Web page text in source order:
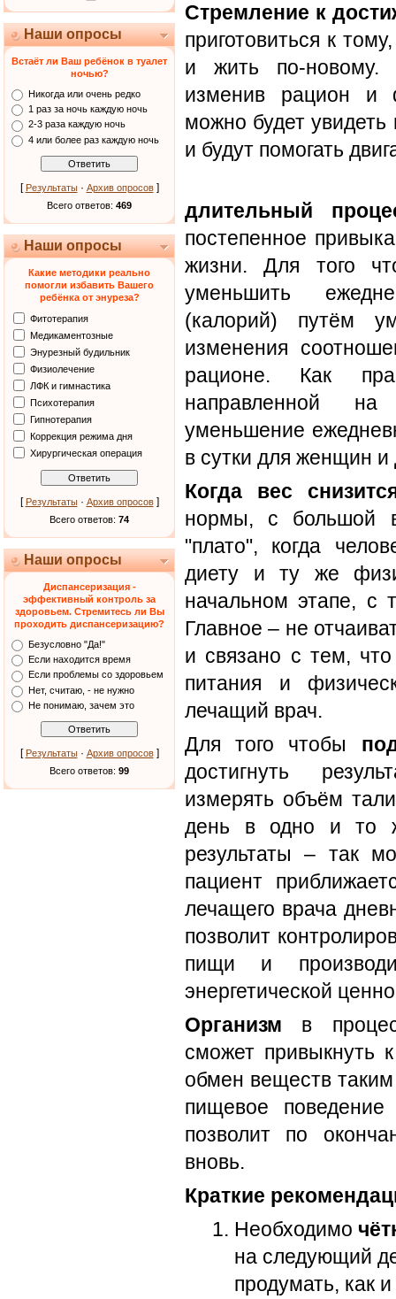
Наши опросы
Встаёт ли Ваш ребёнок в туалет
ночью?
Никогда или очень редко
1 раз за ночь каждую ночь
2-3 раза каждую ночь
4 или более раз каждую ночь
[ Результаты· Архив опросов]
Всего ответов: 469
Наши опросы
Какие методики реально
помогли избавить Вашего
ребёнка от энуреза?
Фитотерапия
Медикаментозные
Энурезный будильник
Физиолечение
ЛФК и гимнастика
Психотерапия
Гипнотерапия
Коррекция режима дня
Хирургическая операция
[ Результаты· Архив опросов]
Всего ответов: 74
Наши опросы
Диспансеризация -
эффективный контроль за
здоровьем. Стремитесь ли Вы
проходить диспансеризацию?
Безусловно "Да!"
Если находится время
Если проблемы со здоровьем
Нет, считаю, - не нужно
Не понимаю, зачем это
[ Результаты· Архив опросов]
Всего ответов: 99
Стремление к
приготовиться к
и жить по-новому.
изменив рацион и
можно будет
и будут помогать
длительный
постепенное
жизни. Для того
уменьшить
(калорий) путём
изменения
рационе. Как
направленной
уменьшение
в сутки для женщин
Когда вес
нормы, с большой
"плато", когда
диету и ту же
начальном этапе, с
Главное – не
и связано с тем,
питания и
лечащий врач.
Для того чтобы
достигнуть
измерять объём
день в одно и то
результаты – так
пациент
лечащего врача
позволит
пищи и
энергетической
Организм в
сможет привыкнуть
обмен веществ
пищевое
позволит по
вновь.
Краткие
Необходимо
на следующий
продумать, как